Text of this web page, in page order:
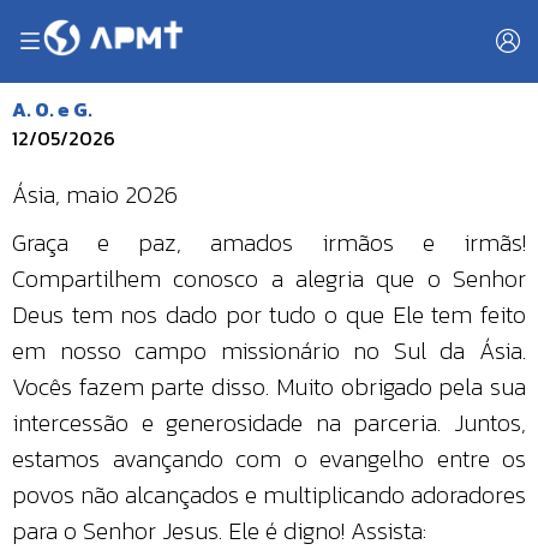
A. O. e G.
12/05/2026
Ásia, maio 2026
Graça e paz, amados irmãos e irmãs!
Compartilhem conosco a alegria que o Senhor
Deus tem nos dado por tudo o que Ele tem feito
em nosso campo missionário no Sul da Ásia.
Vocês fazem parte disso. Muito obrigado pela sua
intercessão e generosidade na parceria. Juntos,
estamos avançando com o evangelho entre os
povos não alcançados e multiplicando adoradores
para o Senhor Jesus. Ele é digno! Assista: